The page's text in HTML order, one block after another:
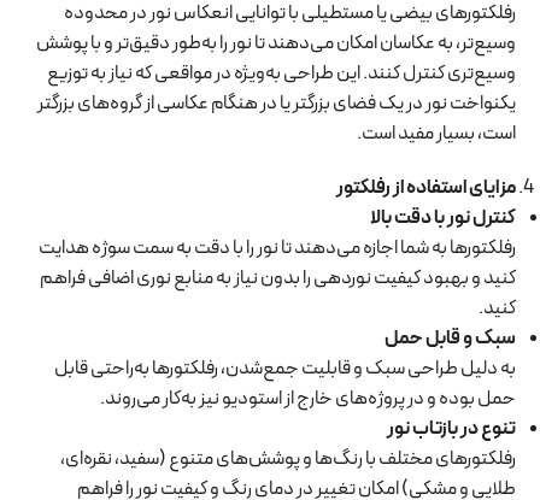
رفلکتورهای بیضی یا مستطیلی با توانایی انعکاس نور در محدوده
وسیع‌تر، به عکاسان امکان می‌دهند تا نور را به‌طور دقیق‌تر و با پوشش
وسیع‌تری کنترل کنند. این طراحی به‌ویژه در مواقعی که نیاز به توزیع
یکنواخت نور در یک فضای بزرگتر یا در هنگام عکاسی از گروه‌های بزرگتر
است، بسیار مفید است.
مزایای استفاده از رفلکتور
کنترل نور با دقت بالا
رفلکتورها به شما اجازه می‌دهند تا نور را با دقت به سمت سوژه هدایت
کنید و بهبود کیفیت نوردهی را بدون نیاز به منابع نوری اضافی فراهم
کنید.
سبک و قابل حمل
به دلیل طراحی سبک و قابلیت جمع‌شدن، رفلکتورها به‌راحتی قابل
حمل بوده و در پروژه‌های خارج از استودیو نیز به‌کار می‌روند.
تنوع در بازتاب نور
رفلکتورهای مختلف با رنگ‌ها و پوشش‌های متنوع (سفید، نقره‌ای،
طلایی و مشکی) امکان تغییر در دمای رنگ و کیفیت نور را فراهم